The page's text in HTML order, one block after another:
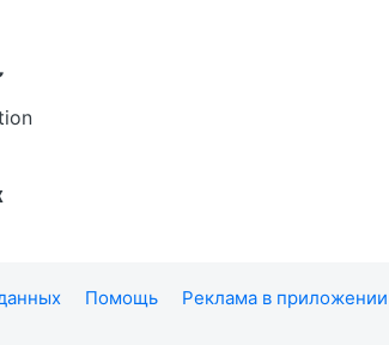
Помощь Реклама в приложении